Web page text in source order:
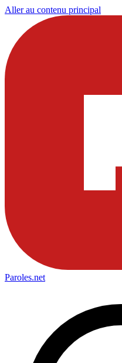
Aller au contenu principal
Paroles.net